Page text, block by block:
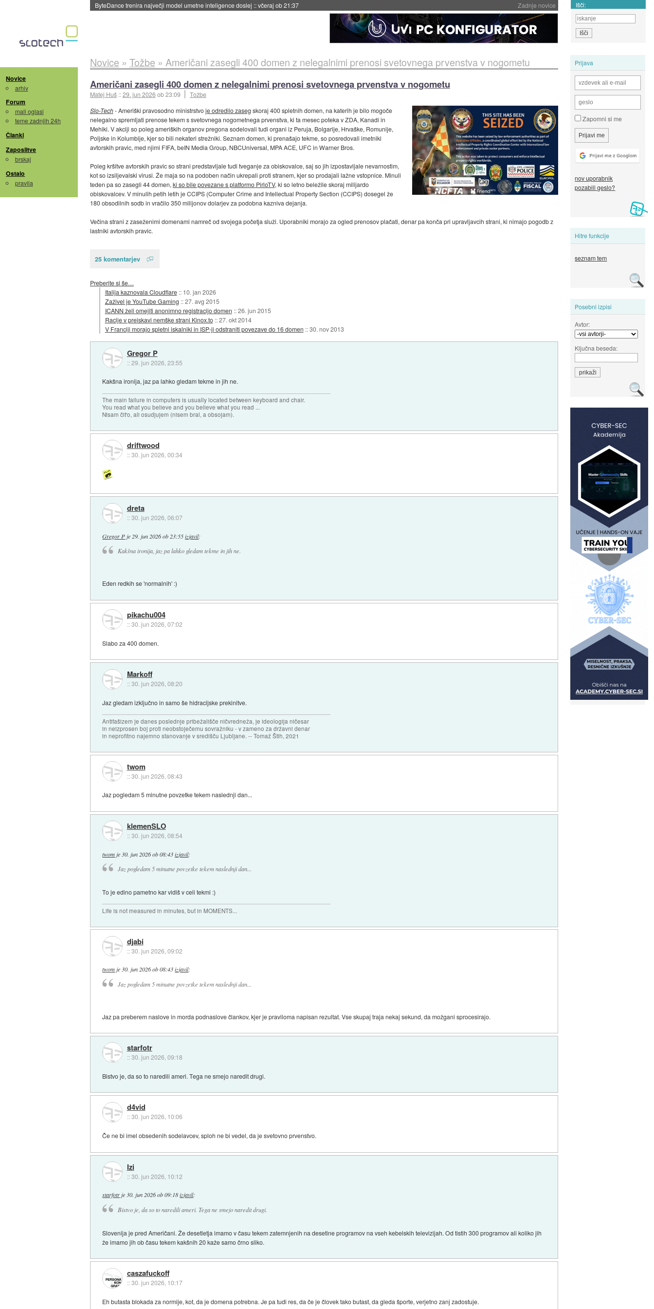
Zadnje novice
Spletne strani začele streči oglase za agente umetne inteligence::včeraj ob 21:23 Išči:
Novice
arhiv
Forum
mali oglasi
teme zadnjih 24h
Članki
Zaposlitve
brskaj
Ostalo
pravila
Prijava
Zapomni si me
nov uporabnik
pozabili geslo?
Hitre funkcije
seznam tem
Posebni izpisi
Avtor:
Ključna beseda:
Novice » Tožbe » Američani zasegli 400 domen z nelegalnimi prenosi svetovnega prvenstva v nogometu
Američani zasegli 400 domen z nelegalnimi prenosi svetovnega prvenstva v nogometu
Matej Huš ::29. jun 2026ob 23:09
Tožbe
Slo-Tech- Ameriški pravosodno ministrstvoje odredilo zaseg skoraj 400 spletnih domen, na katerih je bilo mogoče
nelegalno spremljati prenose tekem s svetovnega nogometnega prvenstva, ki ta mesec poteka v ZDA, Kanadi in
Mehiki. V akciji so poleg ameriških organov pregona sodelovali tudi organi iz Peruja, Bolgarije, Hrvaške, Romunije,
Poljske in Kolumbije, kjer so bili nekateri strežniki. Seznam domen, ki prenašajo tekme, so posredovali imetniki
avtorskih pravic, med njimi FIFA, beIN Media Group, NBCUniversal, MPA ACE, UFC in Warner Bros.
Poleg kršitve avtorskih pravic so strani predstavljale tudi tveganje za obiskovalce, saj so jih izpostavljale nevarnostim,
kot so izsiljevalski virusi. Že maja so na podoben način ukrepali proti stranem, kjer so prodajali lažne vstopnice. Minuli
teden pa so zasegli 44 domen, ki so bile povezane s platformo PirloTV, ki so letno beležile skoraj milijardo
obiskovalcev. V minulih petih letih je CCIPS (Computer Crime and Intellectual Property Section (CCIPS) dosegel že
180 obsodilnih sodb in vračilo 350 milijonov dolarjev za podobna kazniva dejanja.
Večina strani z zaseženimi domenami namreč od svojega početja služi. Uporabniki morajo za ogled prenosov plačati, denar pa konča pri upravljavcih strani, ki nimajo pogodb z
lastniki avtorskih pravic.
25 komentarjev
Preberite si še…
Italija kaznovala Cloudflare :: 10. jan 2026
Zaživel je YouTube Gaming ::27. avg 2015
ICANN želi omejiti anonimno registracijo domen ::26. jun 2015
Racije v preiskavi nemške strani Kinox.to ::27. okt 2014
V Franciji morajo spletni iskalniki in ISP-ji odstraniti povezave do 16 domen ::30. nov 2013
Gregor P
::29. jun 2026, 23:55
Kakšna ironija, jaz pa lahko gledam tekme in jih ne.
The main failure in computers is usually located between keyboard and chair.
You read what you believe and you believe what you read ...
Nisam čit'o, ali osudjujem (nisem bral, a obsojam).
driftwood
::30. jun 2026, 00:34
dreta
::30. jun 2026, 06:07
Gregor P je 29. jun 2026 ob 23:55 izjavil:
Kakšna ironija, jaz pa lahko gledam tekme in jih ne.
Eden redkih se 'normalnih' :)
pikachu004
::30. jun 2026, 07:02
Slabo za 400 domen.
Markoff
::30. jun 2026, 08:20
Jaz gledam izključno in samo še hidracijske prekinitve.
Antifašizem je danes poslednje pribežališče ničvredneža, je ideologija ničesar
in neizprosen boj proti neobstoječemu sovražniku - v zameno za državni denar
in neprofitno najemno stanovanje v središču Ljubljane. -- Tomaž Štih, 2021
twom
::30. jun 2026, 08:43
Jaz pogledam 5 minutne povzetke tekem naslednji dan...
klemenSLO
::30. jun 2026, 08:54
twom je 30. jun 2026 ob 08:43 izjavil:
Jaz pogledam 5 minutne povzetke tekem naslednji dan...
To je edino pametno kar vidiš v celi tekmi :)
Life is not measured in minutes, but in MOMENTS...
djabi
::30. jun 2026, 09:02
twomje30. jun 2026 ob 08:43 izjavil:
Jaz pogledam 5 minutne povzetke tekem naslednji dan...
Jaz pa preberem naslove in morda podnaslove člankov, kjer je praviloma napisan rezultat. Vse skupaj traja nekaj sekund, da možgani sprocesirajo.
starfotr
::30. jun 2026, 09:18
Bistvo je, da so to naredili ameri. Tega ne smejo naredit drugi.
d4vid
::30. jun 2026, 10:06
Če ne bi imel obsedenih sodelavcev, sploh ne bi vedel, da je svetovno prvenstvo.
Izi
::30. jun 2026, 10:12
starfotrje30. jun 2026 ob 09:18 izjavil:
Bistvo je, da so to naredili ameri. Tega ne smejo naredit drugi.
Slovenija je pred Američani. Že desetletja imamo v času tekem zatemnjenih na desetine programov na vseh kebelskih televizijah. Od tistih 300 programov ali koliko jih
že imamo jih ob času tekem kakšnih 20 kaže samo črno sliko.
caszafuckoff
::30. jun 2026, 10:17
Eh butasta blokada za normije, kot, da je domena potrebna. Je pa tudi res, da če je človek tako butast, da gleda športe, verjetno zanj zadostuje.